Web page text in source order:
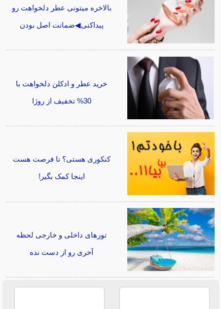
بالاخره میتونی عطر دلخواهت رو
پیداکنی◀ضمانت اصل بودن
خرید عطر و ادکلن دلخواهت با
30% تخفیف از روژا
کنکوری هستی؟ تا فرصت هست
اینجا کمک بگیر!
تورهای داخلی و خارجی لحظه
آخری رو از دست نده